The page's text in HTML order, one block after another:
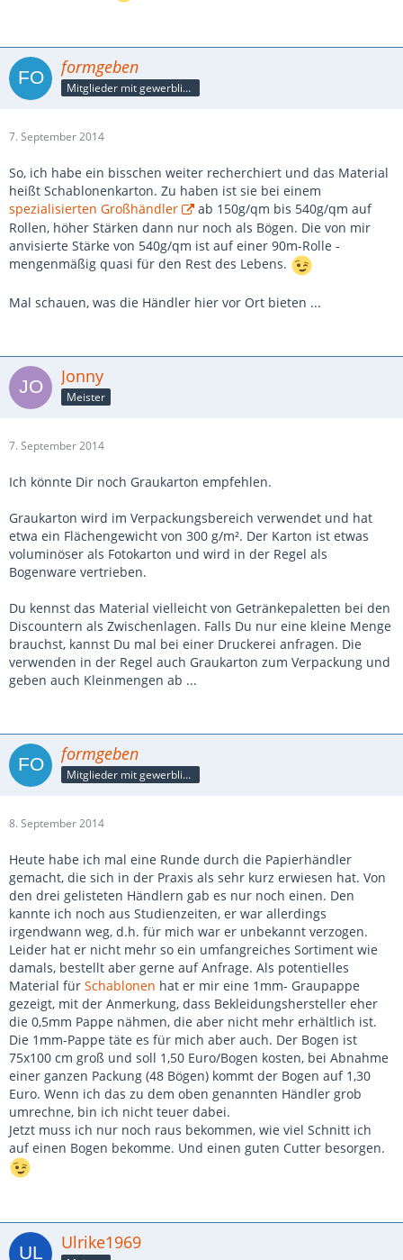
formgeben
Mitglieder mit gewerblicher Verbindung, auch als Mitarbeiter/in
7. September 2014
So, ich habe ein bisschen weiter recherchiert und das Material
heißt Schablonenkarton. Zu haben ist sie bei einem
spezialisierten Großhändler
ab 150g/qm bis 540g/qm auf
Rollen, höher Stärken dann nur noch als Bögen. Die von mir
anvisierte Stärke von 540g/qm ist auf einer 90m-Rolle -
mengenmäßig quasi für den Rest des Lebens.
Mal schauen, was die Händler hier vor Ort bieten ...
Jonny
Meister
7. September 2014
Ich könnte Dir noch Graukarton empfehlen.
Graukarton wird im Verpackungsbereich verwendet und hat
etwa ein Flächengewicht von 300 g/m². Der Karton ist etwas
voluminöser als Fotokarton und wird in der Regel als
Bogenware vertrieben.
Du kennst das Material vielleicht von Getränkepaletten bei den
Discountern als Zwischenlagen. Falls Du nur eine kleine Menge
brauchst, kannst Du mal bei einer Druckerei anfragen. Die
verwenden in der Regel auch Graukarton zum Verpackung und
geben auch Kleinmengen ab ...
formgeben
Mitglieder mit gewerblicher Verbindung, auch als Mitarbeiter/in
8. September 2014
Heute habe ich mal eine Runde durch die Papierhändler
gemacht, die sich in der Praxis als sehr kurz erwiesen hat. Von
den drei gelisteten Händlern gab es nur noch einen. Den
kannte ich noch aus Studienzeiten, er war allerdings
irgendwann weg, d.h. für mich war er unbekannt verzogen.
Leider hat er nicht mehr so ein umfangreiches Sortiment wie
damals, bestellt aber gerne auf Anfrage. Als potentielles
Material für Schablonen hat er mir eine 1mm- Graupappe
gezeigt, mit der Anmerkung, dass Bekleidungshersteller eher
die 0,5mm Pappe nähmen, die aber nicht mehr erhältlich ist.
Die 1mm-Pappe täte es für mich aber auch. Der Bogen ist
75x100 cm groß und soll 1,50 Euro/Bogen kosten, bei Abnahme
einer ganzen Packung (48 Bögen) kommt der Bogen auf 1,30
Euro. Wenn ich das zu dem oben genannten Händler grob
umrechne, bin ich nicht teuer dabei.
Jetzt muss ich nur noch raus bekommen, wie viel Schnitt ich
auf einen Bogen bekomme. Und einen guten Cutter besorgen.
Ulrike1969